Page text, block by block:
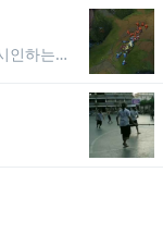
자신이신임을시인하는신임받는신입시인